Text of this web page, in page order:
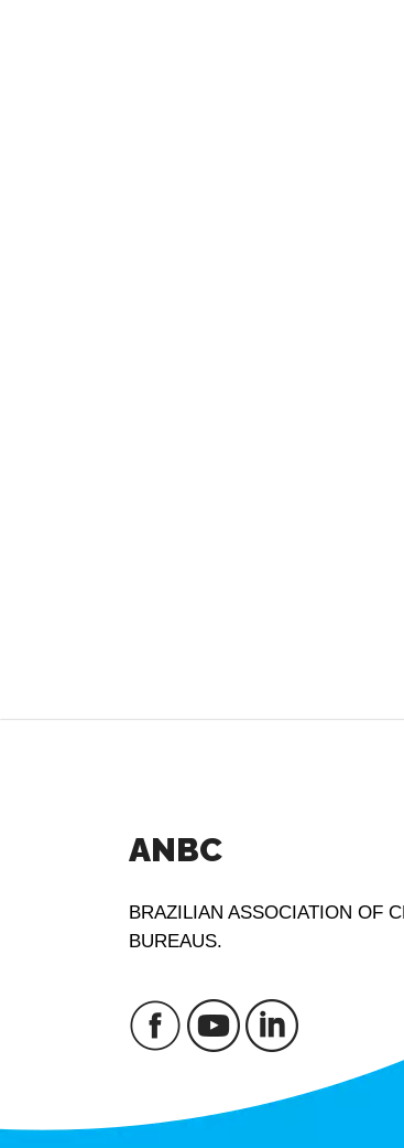
ANBC
BRAZILIAN ASSOCIATION OF
BUREAUS.